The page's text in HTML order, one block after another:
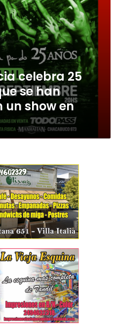
celebra 25
se han
show en